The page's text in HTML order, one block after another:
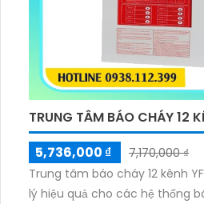
TRUNG TÂM BÁO CHÁY 12
5,736,000 ₫
7,170,000 ₫
Trung tâm báo cháy 12 kênh
lý hiệu quả cho các hệ thống